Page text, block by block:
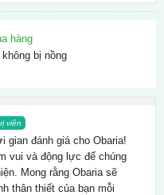
hàng
bị nồng
viên
gian đánh giá cho Obaria!
vui và động lực để chúng
Mong rằng Obaria sẽ
thân thiết của bạn mỗi